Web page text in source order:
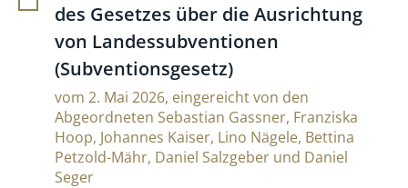
des Gesetzes über die Aus­rich­tung
von Lan­des­sub­ven­tionen
(Subventionsgesetz)
vom 2. Mai 2026, eingereicht von den
Abgeordneten Sebastian Gassner, Franziska
Hoop, Johannes Kaiser, Lino Nägele, Bettina
Petzold-Mähr, Daniel Salzgeber und Daniel
Seger